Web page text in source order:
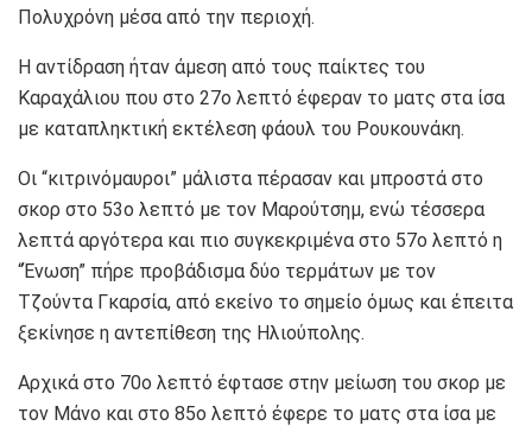
Πολυχρόνη μέσα από την περιοχή.
Η αντίδραση ήταν άμεση από τους παίκτες του
Καραχάλιου που στο 27ο λεπτό έφεραν το ματς στα ίσα
με καταπληκτική εκτέλεση φάουλ του Ρουκουνάκη.
Οι “κιτρινόμαυροι” μάλιστα πέρασαν και μπροστά στο
σκορ στο 53ο λεπτό με τον Μαρούτσημ, ενώ τέσσερα
λεπτά αργότερα και πιο συγκεκριμένα στο 57ο λεπτό η
“Ένωση” πήρε προβάδισμα δύο τερμάτων με τον
Τζούντα Γκαρσία, από εκείνο το σημείο όμως και έπειτα
ξεκίνησε η αντεπίθεση της Ηλιούπολης.
Αρχικά στο 70ο λεπτό έφτασε στην μείωση του σκορ με
τον Μάνο και στο 85ο λεπτό έφερε το ματς στα ίσα με